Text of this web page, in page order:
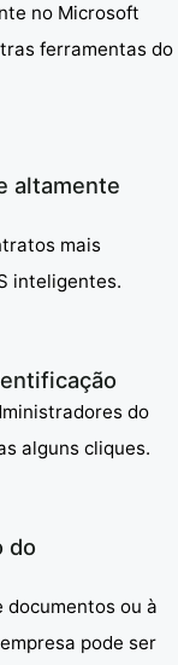
no Microsoft
ferramentas do
altamente
mais
inteligentes.
do
alguns cliques.
do
documentos ou à
pode ser